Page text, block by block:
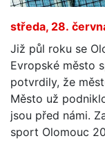
středa, 28.
Již půl roku se
Evropské město
potvrdily, že
Město už
jsou před námi.
sport Olomouc